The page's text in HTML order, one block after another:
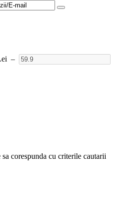
–
corespunda cu criterile cautarii